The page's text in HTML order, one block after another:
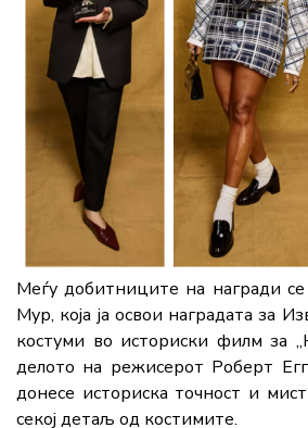
Меѓу добитниците на награди се
Мур, која ја освои наградата за
костуми во историски филм за
делото на режисерот Роберт
донесе историска точност и
секој детаљ од костимите.